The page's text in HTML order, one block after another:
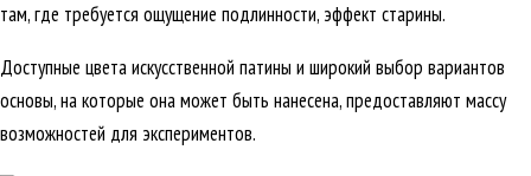
там, где требуется ощущение подлинности, эффект старины.
Доступные цвета искусственной патины и широкий выбор вариантов
основы, на которые она может быть нанесена, предоставляют массу
возможностей для экспериментов.